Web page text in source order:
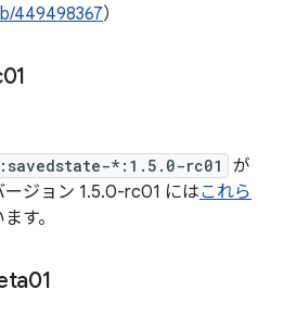
b/449498367）
*:1.5.0-rc01
が
ージョン 1.5.0-rc01 にはこれら
す。